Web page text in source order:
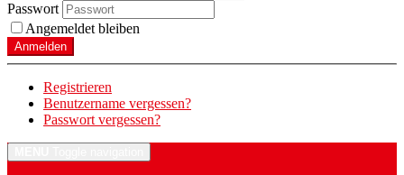
Passwort
Angemeldet bleiben
Anmelden
Registrieren
Benutzername vergessen?
Passwort vergessen?